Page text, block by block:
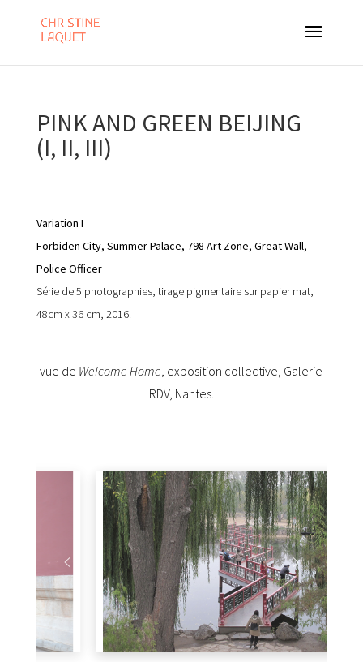
PINK AND GREEN BEIJING
(I, II, III)
Variation I
Forbiden City, Summer Palace, 798 Art Zone, Great Wall,
Police Officer
Série de 5 photographies, tirage pigmentaire sur papier mat,
48cm x 36 cm, 2016.
vue de Welcome Home, exposition collective, Galerie
RDV, Nantes.